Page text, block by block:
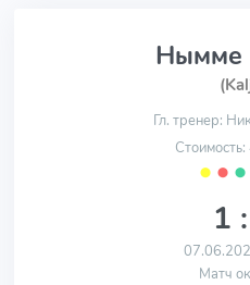
Нымме
Гл. тренер:
⬤ ⬤ ⬤
1
Матч